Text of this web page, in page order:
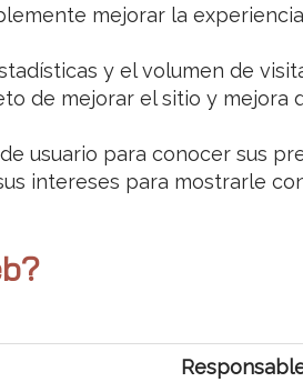
mejorar la
y el volumen de
de mejorar el sitio y mejora
usuario para conocer sus
intereses para mostrarle